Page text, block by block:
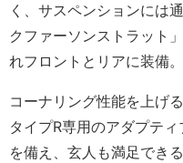
く、サスペンションには
クファーソンストラット
れフロントとリアに装備。
コーナリング性能を上げ
タイプR専用のアダプテ
を備え、玄人も満足でき